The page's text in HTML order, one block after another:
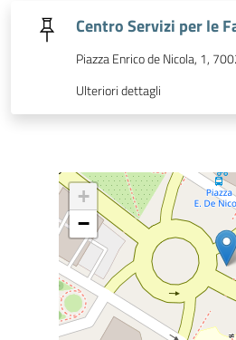
Centro Servizi per le
Piazza Enrico de Nicola, 1,
Ulteriori dettagli
+
−